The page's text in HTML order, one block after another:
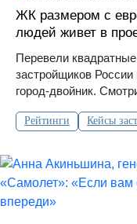
ЖК размером с
людей живет в
Перевели
застройщиков
город-двойник.
Рейтинги Кейсы